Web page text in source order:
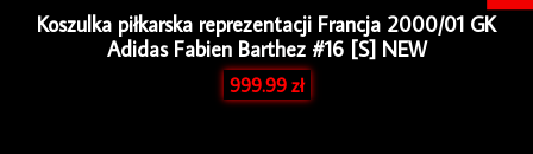
Koszulka piłkarska reprezentacji Francja 2000/01 GK
Adidas Fabien Barthez #16 [S] NEW
999.99zł